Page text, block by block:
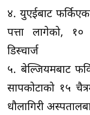
४. युएईबाट
पत्ता लागेको,
डिस्चार्ज
५. बेल्जियमबाट
सापकोटाको १५
धौलागिरी